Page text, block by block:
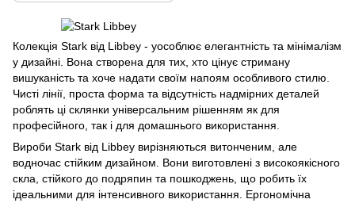
Колекція Stark від Libbey - уособлює елегантність та мінімалізм
у дизайні. Вона створена для тих, хто цінує стриману
вишуканість та хоче надати своїм напоям особливого стилю.
Чисті лінії, проста форма та відсутність надмірних деталей
роблять ці склянки універсальним рішенням як для
професійного, так і для домашнього використання.
Вироби Stark від Libbey вирізняються витонченим, але
водночас стійким дизайном. Вони виготовлені з високоякісного
скла, стійкого до подряпин та пошкоджень, що робить їх
ідеальними для інтенсивного використання. Ергономічна